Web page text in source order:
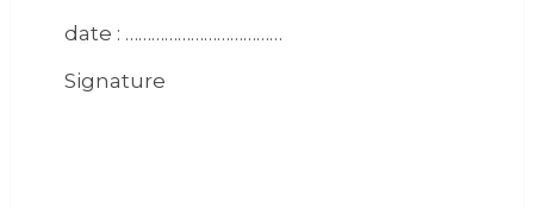
date : ………………………………
Signature